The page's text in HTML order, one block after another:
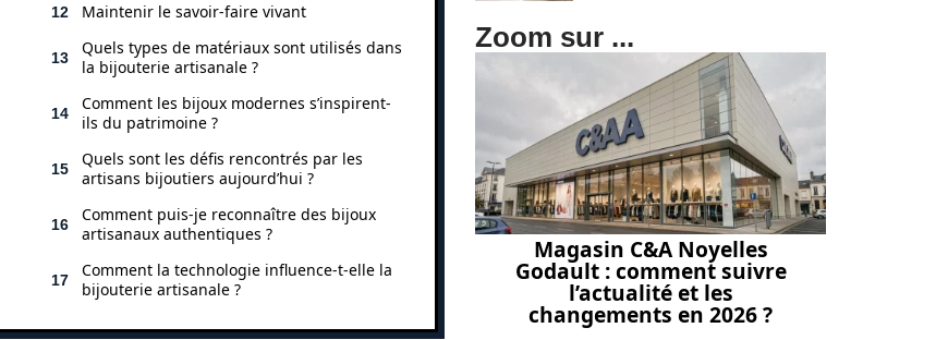
Maintenir le savoir-faire vivant
Quels types de matériaux sont utilisés dans
la bijouterie artisanale ?
Comment les bijoux modernes s’inspirent-
ils du patrimoine ?
Quels sont les défis rencontrés par les
artisans bijoutiers aujourd’hui ?
Comment puis-je reconnaître des bijoux
artisanaux authentiques ?
Comment la technologie influence-t-elle la
bijouterie artisanale ?
Zoom sur ...
Magasin C&A Noyelles
Godault : comment suivre
l’actualité et les
changements en 2026 ?